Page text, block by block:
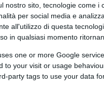
nostro sito, tecnologie come i
per social media e
all'utilizzo di questa
in qualsiasi momento
one or more Google
to your visit or usage
party tags to use your data
il video
che inchioda